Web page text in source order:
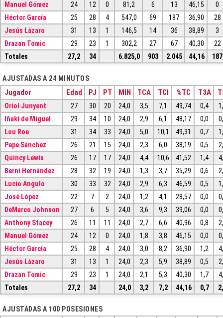
Manuel Gómez 24 12 0 81,2 6 13 46,15
0
Héctor García
25 28 4 547,0 69 187 36,90
28
Jesús Lázaro
31 13 1 146,5 14 36 38,89
3
Drazan Tomic
29 23 1 302,2 27 67 40,30
22
Totales
27,2 34 6.825,0 903 2.045 44,16 187
AJUSTADAS A 24 MINUTOS
Jugador Edad PJ PT MIN TCA TCI %TC T3A
Oriol Junyent 27 30 20 24,0 3,5 7,1 49,74 0,4
Iñaki de Miguel
29 34 10 24,0 2,9 6,1 48,17 0,0
Lou Roe
31 34 33 24,0 5,0 10,1 49,31 0,7
Pepe Sánchez
26 21 15 24,0 2,3 6,0 38,19 0,5
Quincy Lewis
26 17 17 24,0 4,4 10,6 41,52 1,4
Berni Hernández
28 32 19 24,0 1,3 3,7 35,29 0,6
Lucio Angulo
30 33 32 24,0 2,9 6,3 46,59 0,5
José López
22 7 2 24,0 1,2 4,1 28,57 0,0
DeMarco Johnson
27 6 5 24,0 3,6 9,3 39,06 0,0
Anthony Stacey
26 11 11 24,0 2,7 6,6 40,96 0,8
Manuel Gómez
24 12 0 24,0 1,8 3,8 46,15 0,0
Héctor García
25 28 4 24,0 3,0 8,2 36,90 1,2
Jesús Lázaro
31 13 1 24,0 2,3 5,9 38,89 0,5
Drazan Tomic
29 23 1 24,0 2,1 5,3 40,30 1,7
Totales
27,2 34 24,0 3,2 7,2 44,16 0,7
AJUSTADAS A 100 POSESIONES